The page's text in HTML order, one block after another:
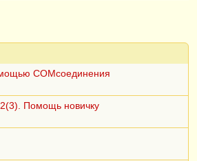
СОМсоединения
Помощь новичку